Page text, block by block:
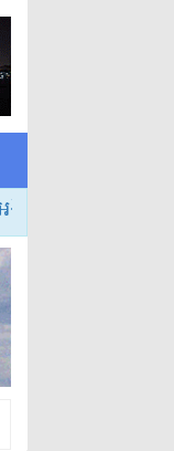
មស៊ីវិលជាច្រើន បា